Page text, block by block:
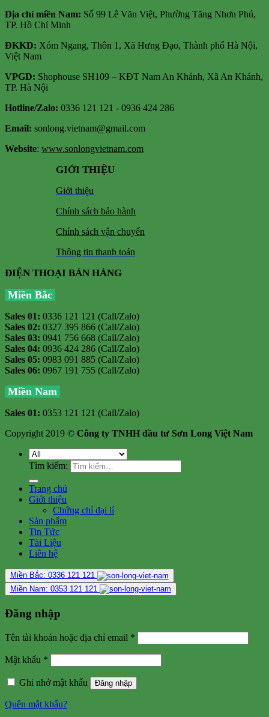
Địa chỉ miền Nam: Số 99 Lê Văn Việt, Phường Tăng Nhơn Phú,
TP. Hồ Chí Minh
ĐKKD: Xóm Ngang, Thôn 1, Xã Hưng Đạo, Thành phố Hà Nội,
Việt Nam
VPGD: Shophouse SH109 – KĐT Nam An Khánh, Xã An Khánh,
TP. Hà Nội
Hotline/Zalo: 0336 121 121 - 0936 424 286
Email: sonlong.vietnam@gmail.com
Website: www.sonlongvietnam.com
GIỚI THIỆU
Giới thiệu
Chính sách bảo hành
Chính sách vận chuyển
Thông tin thanh toán
ĐIỆN THOẠI BÁN HÀNG
Miền Bắc
Sales 01: 0336 121 121 (Call/Zalo)
Sales 02: 0327 395 866 (Call/Zalo)
Sales 03: 0941 756 668 (Call/Zalo)
Sales 04: 0936 424 286 (Call/Zalo)
Sales 05: 0983 091 885 (Call/Zalo)
Sales 06: 0967 191 755 (Call/Zalo)
Miền Nam
Sales 01: 0353 121 121 (Call/Zalo)
Copyright 2019 © Công ty TNHH đầu tư Sơn Long Việt Nam
Tìm kiếm:
Trang chủ
Giới thiệu
Chứng chỉ đại lí
Sản phẩm
Tin Tức
Tài Liệu
Liên hệ
Miền Bắc: 0336 121 121
Miền Nam: 0353 121 121
Đăng nhập
Tên tài khoản hoặc địa chỉ email *
Mật khẩu *
Ghi nhớ mật khẩu Đăng nhập
Quên mật khẩu?